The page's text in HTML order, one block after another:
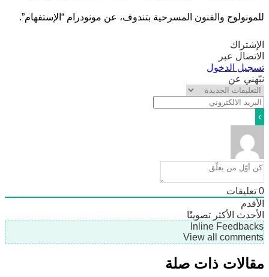
والفنون المسرحية بتندوف، عن مونودرام “الإستفهام”.
عبر
الدخول
عن
الأكثر تصويتًا
Inline
View all
ذات صلة